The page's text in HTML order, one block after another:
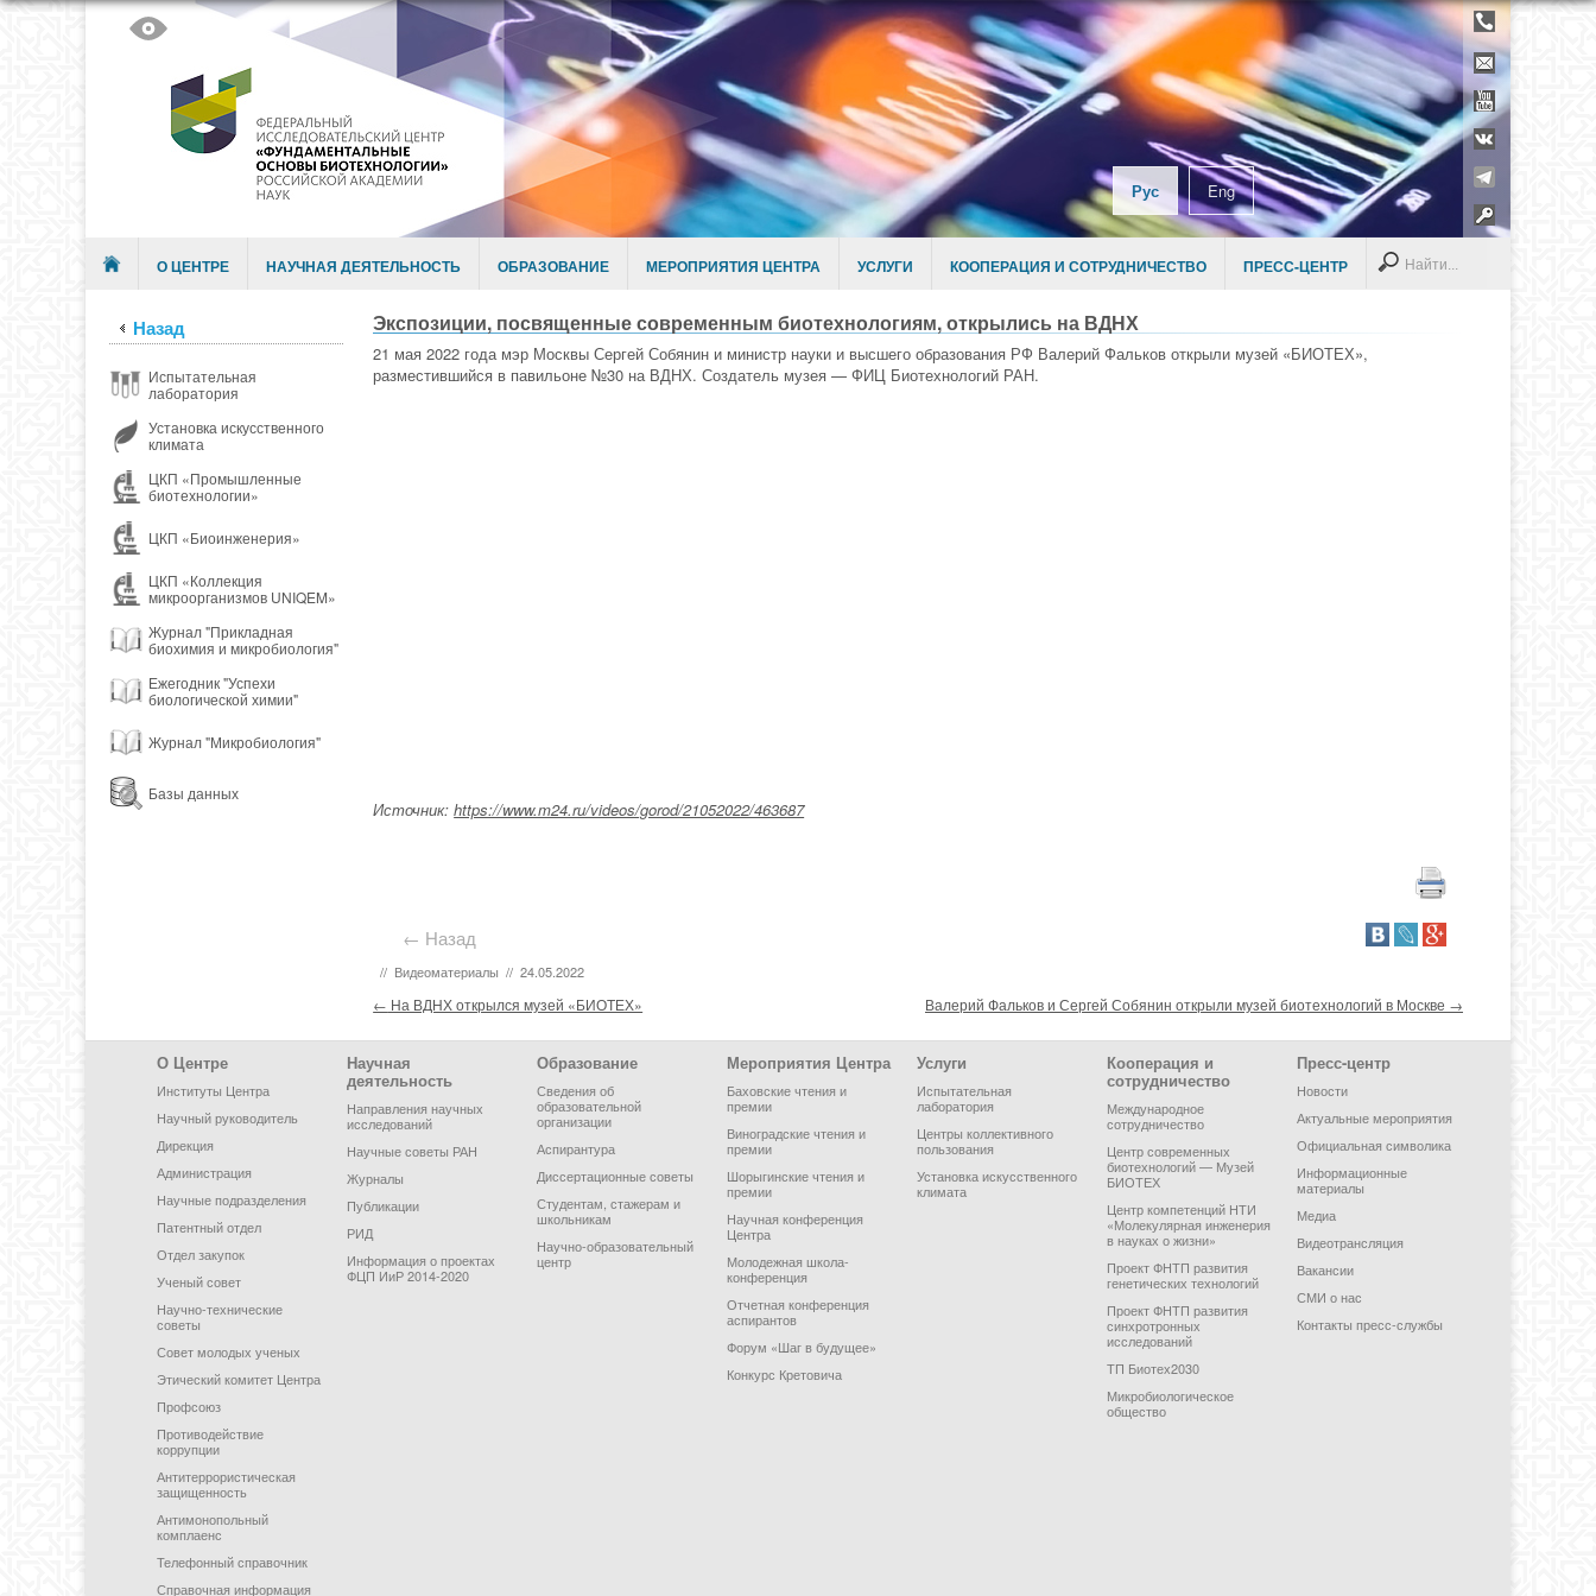
Рус Eng
Menu О ЦЕНТРЕ НАУЧНАЯ ДЕЯТЕЛЬНОСТЬ ОБРАЗОВАНИЕ МЕРОПРИЯТИЯ ЦЕНТРА УСЛУГИ КООПЕРАЦИЯ И СОТРУДНИЧЕСТВО ПРЕСС-ЦЕНТР
Search
Назад
Испытательная
лаборатория
Установка искусственного
климата
ЦКП «Промышленные
биотехнологии»
ЦКП «Биоинженерия»
ЦКП «Коллекция
микроорганизмов UNIQEM»
Журнал "Прикладная
биохимия и микробиология"
Ежегодник "Успехи
биологической химии"
Журнал "Микробиология"
Базы данных
Экспозиции, посвященные современным биотехнологиям, открылись на ВДНХ
21 мая 2022 года мэр Москвы Сергей Собянин и министр науки и высшего образования РФ Валерий Фальков открыли музей «БИОТЕХ»,
разместившийся в павильоне №30 на ВДНХ. Создатель музея — ФИЦ Биотехнологий РАН.
Источник:https://www.m24.ru/videos/gorod/21052022/463687
← Назад
// Видеоматериалы // 24.05.2022
Post navigation
← На ВДНХ открылся музей «БИОТЕХ» Валерий Фальков и Сергей Собянин открыли музей биотехнологий в Москве →
Footer Menu
О Центре
Институты Центра
Научный руководитель
Дирекция
Администрация
Научные подразделения
Патентный отдел
Отдел закупок
Ученый совет
Научно-технические
советы
Совет молодых ученых
Этический комитет Центра
Профсоюз
Противодействие
коррупции
Антитеррористическая
защищенность
Антимонопольный
комплаенс
Телефонный справочник
Справочная информация
Научная
деятельность
Направления научных
исследований
Научные советы РАН
Журналы
Публикации
РИД
Информация о проектах
ФЦП ИиР 2014-2020
Образование
Сведения об
образовательной
организации
Аспирантура
Диссертационные советы
Студентам, стажерам и
школьникам
Научно-образовательный
центр
Мероприятия Центра
Баховские чтения и
премии
Виноградские чтения и
премии
Шорыгинские чтения и
премии
Научная конференция
Центра
Молодежная школа-
конференция
Отчетная конференция
аспирантов
Форум «Шаг в будущее»
Конкурс Кретовича
Услуги
Испытательная
лаборатория
Центры коллективного
пользования
Установка искусственного
климата
Кооперация и
сотрудничество
Международное
сотрудничество
Центр современных
биотехнологий — Музей
БИОТЕХ
Центр компетенций НТИ
«Молекулярная инженерия
в науках о жизни»
Проект ФНТП развития
генетических технологий
Проект ФНТП развития
синхротронных
исследований
ТП Биотех2030
Микробиологическое
общество
Пресс-центр
Новости
Актуальные мероприятия
Официальная символика
Информационные
материалы
Медиа
Видеотрансляция
Вакансии
СМИ о нас
Контакты пресс-службы